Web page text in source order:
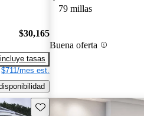
$30,165
tasas
$711/mes est.
79 millas
Buena oferta
Guarda este Aviso